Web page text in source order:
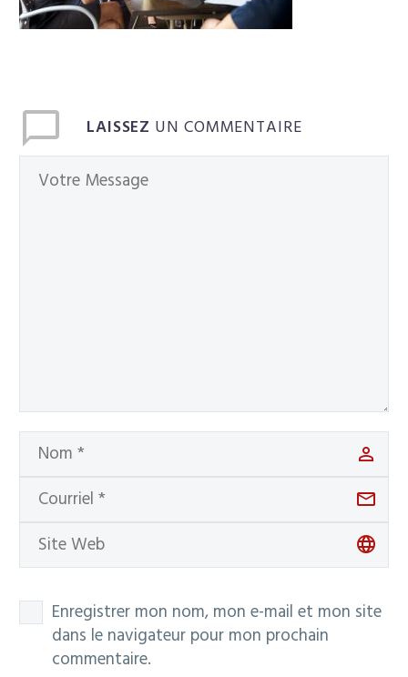
Français
LAISSEZ UN COMMENTAIRE
Enregistrer mon nom, mon e-mail et mon site
dans le navigateur pour mon prochain
commentaire.